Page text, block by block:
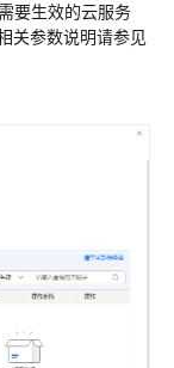
要生效的云服务
关参数说明请参见